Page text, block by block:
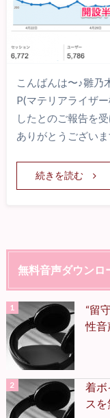
こんばんは〜♪雛乃
P(マテリアライザ
したとのご報告を
ありがとうござ
続きを読む
無料音声ダウンロ
“留
性音
着ボ
スを